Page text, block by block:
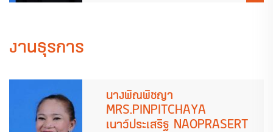
งานธุรการ
นางพิณพิชญา
MRS.PINPITCHAYA
เนาว์ประเสริฐ NAOPRASERT